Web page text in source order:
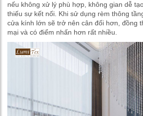
nếu không xử lý phù hợp, không gian dễ
thiếu sự kết nối. Khi sử dụng rèm thông
cửa kính lớn sẽ trở nên cân đối hơn, đồng
mại và có điểm nhấn hơn rất nhiều.